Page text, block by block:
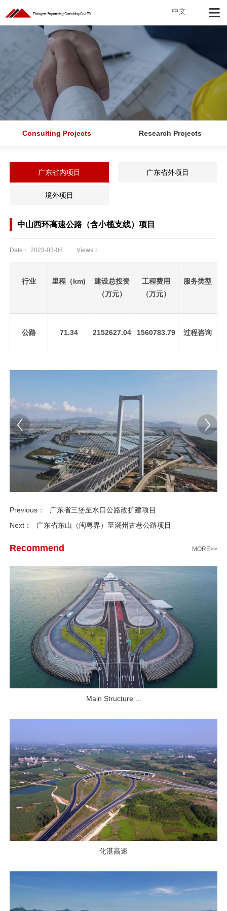
中文
Consulting Projects Research Projects
广东省内项目 广东省外项目
境外项目
中山西环高速公路（含小榄支线）项目
Date： 2023-03-08 Views：
行业 里程（km)
建设总投资
（万元）
工程费用
（万元）
服务类型
公路 71.34 2152627.04 1560783.79 过程咨询
数
据
Previous：
广东省三堡至水口公路改扩建项目
Next：
广东省东山（闽粤界）至潮州古巷公路项目
Recommend MORE>>
Main Structure ...
化湛高速